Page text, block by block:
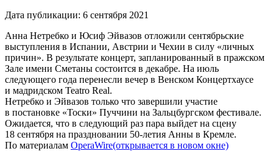
Дата публикации: 6 сентября 2021
Анна Нетребко и Юсиф Эйвазов отложили сентябрьские
выступления в Испании, Австрии и Чехии в силу «личных
причин». В результате концерт, запланированный в пражском
Зале имени Сметаны состоится в декабре. На июль
следующего года перенесли вечер в Венском Концертхаусе
и мадридском Teatro Real.
Нетребко и Эйвазов только что завершили участие
в постановке «Тоски» Пуччини на Зальцбургском фестивале.
Ожидается, что в следующий раз пара выйдет на сцену
18 сентября на праздновании 50-летия Анны в Кремле.
По материалам OperaWire(открывается в новом окне)